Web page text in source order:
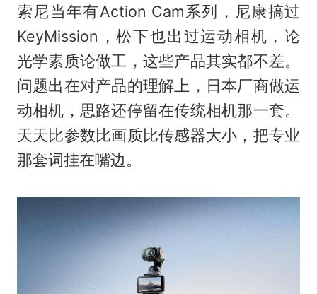
索尼当年有Action Cam系列，尼康搞过
KeyMission，松下也出过运动相机，论
光学素质论做工，这些产品其实都不差。
问题出在对产品的理解上，日本厂商做运
动相机，思路还停留在传统相机那一套。
天天比参数比画质比传感器大小，把专业
那套词挂在嘴边。